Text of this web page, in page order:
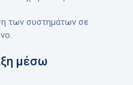
των συστημάτων σε
μέσω